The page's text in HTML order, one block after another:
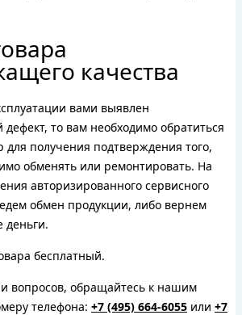
качества
вами выявлен
то вам необходимо обратиться
для получения подтверждения того,
обменять или ремонтировать. На
авторизированного сервисного
обмен продукции, либо вернем
деньги.
бесплатный.
вопросов, обращайтесь к нашим
телефона: +7 (495) 664-6055 или +7